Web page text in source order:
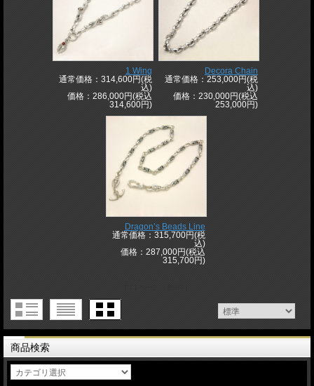
1 Wing
通常価格：314,600円(税
込)
価格：286,000円(税込
314,600円)
Decora Chain
通常価格：253,000円(税
込)
価格：230,000円(税込
253,000円)
Dragon’s Beads Line
通常価格：315,700円(税
込)
価格：287,000円(税込
315,700円)
商品検索